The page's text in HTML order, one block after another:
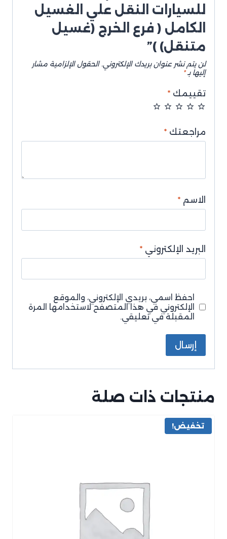
للسيارات النقل علي الغسيل
الكامل ( فرع الخرج (غسيل
متنقل) )”
لن يتم نشر عنوان بريدك الإلكتروني. الحقول الإلزامية مشار
إليها بـ*
تقييمك *
مراجعتك *
الاسم *
البريد الإلكتروني *
احفظ اسمي، بريدي الإلكتروني، والموقع
الإلكتروني في هذا المتصفح لاستخدامها المرة
المقبلة في تعليقي.
منتجات ذات صلة
تخفيض!